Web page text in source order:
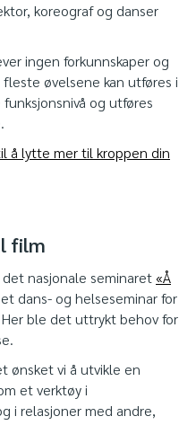
koreograf og danser
ingen forkunnskaper og
øvelsene kan utføres i
og utføres
å lytte mer til kroppen din
film
nasjonale seminaret «Å
dans- og helseseminar for
ble det uttrykt behov for
ønsket vi å utvikle en
et verktøy i
i relasjoner med andre,